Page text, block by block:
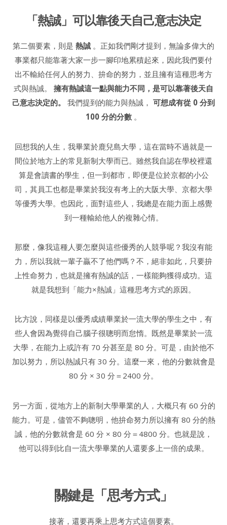
「熱誠」可以靠後天自己意志決定
第二個要素，則是 熱誠 。正如我們剛才提到，無論多偉大的
事業都只能靠著大家一步一腳印地累積起來，因此我們要付
出不輸給任何人的努力、拚命的努力，並且擁有這種思考方
式與熱誠。 擁有熱誠這一點與能力不同，是可以靠著後天自
己意志決定的。
我們提到的能力與熱誠， 可想成有從 0 分到
100 分的分數 。
回想我的人生，我畢業於鹿兒島大學，這在當時不過就是一
間位於地方上的常見新制大學而已。雖然我自認在學校裡還
算是會讀書的學生，但一到都市，即便是位於京都的小公
司，其員工也都是畢業於我沒有考上的大阪大學、京都大學
等優秀大學。也因此，面對這些人，我總是在能力面上感覺
到一種輸給他人的複雜心情。
那麼，像我這種人要怎麼與這些優秀的人競爭呢？我沒有能
力，所以我就一輩子贏不了他們嗎？不，絕非如此，只要拚
上性命努力，也就是擁有熱誠的話，一樣能夠獲得成功。這
就是我想到「能力×熱誠」這種思考方式的原因。
比方說，同樣是以優秀成績畢業於一流大學的學生之中，有
些人會因為覺得自己腦子很聰明而怠惰。既然是畢業於一流
大學，在能力上或許有 70 分甚至是 80 分。可是，由於他不
加以努力，所以熱誠只有 30 分。這麼一來，他的分數就會是
80 分 × 30 分＝2400 分。
另一方面，從地方上的新制大學畢業的人，大概只有 60 分的
能力。可是，儘管不夠聰明，他拚命努力所以擁有 80 分的熱
誠，他的分數就會是 60 分 × 80 分＝4800 分。也就是說，
他可以得到比自一流大學畢業的人還要多上一倍的成果。
關鍵是「思考方式」
接著，還要再乘上思考方式這個要素。